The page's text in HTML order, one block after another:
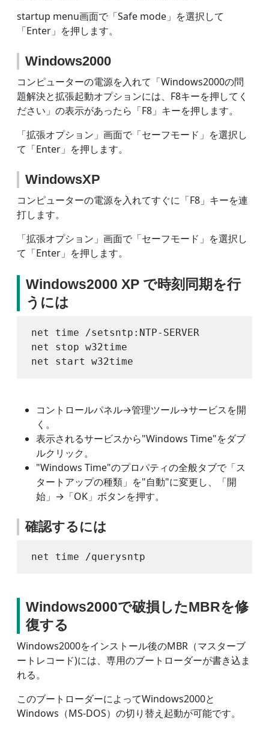
startup menu画面で「Safe mode」を選択して
「Enter」を押します。
Windows2000
コンピューターの電源を入れて「Windows2000の問
題解決と拡張起動オプションには、F8キーを押してく
ださい」の表示があったら「F8」キーを押します。
「拡張オプション」画面で「セーフモード」を選択し
て「Enter」を押します。
WindowsXP
コンピューターの電源を入れてすぐに「F8」キーを連
打します。
「拡張オプション」画面で「セーフモード」を選択し
て「Enter」を押します。
Windows2000 XP で時刻同期を行
うには
net time /setsntp:NTP-SERVER
net stop w32time
コントロールパネル→管理ツール→サービスを開
く。
表示されるサービスから"Windows Time"をダブ
ルクリック。
"Windows Time"のプロパティの全般タブで「ス
タートアップの種類」を"自動"に変更し、「開
始」→「OK」ボタンを押す。
確認するには
Windows2000で破損したMBRを修
復する
Windows2000をインストール後のMBR（マスターブ
ートレコード)には、専用のブートローダーが書き込ま
れる。
このブートローダーによってWindows2000と
Windows（MS-DOS）の切り替え起動が可能です。